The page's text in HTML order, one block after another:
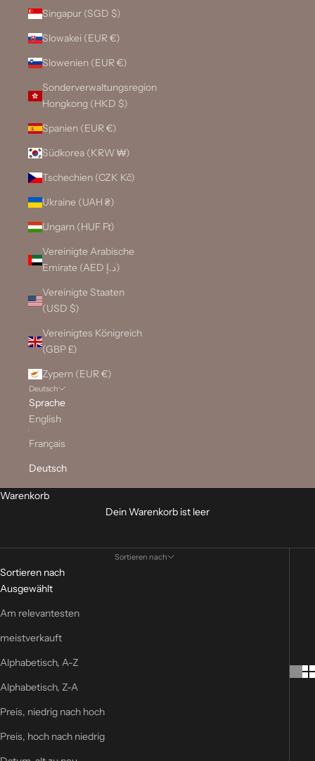
Singapur (SGD $)
Slowakei (EUR €)
Slowenien (EUR €)
Sonderverwaltungsregion
Hongkong (HKD $)
Spanien (EUR €)
Südkorea (KRW ₩)
Tschechien (CZK Kč)
Ukraine (UAH ₴)
Ungarn (HUF Ft)
Vereinigte Arabische
Emirate (AED د.إ)
Vereinigte Staaten
(USD $)
Vereinigtes Königreich
(GBP £)
Zypern (EUR €)
Deutsch
Sprache
English
Français
Deutsch
Warenkorb
Dein Warenkorb ist leer
DieWikinger -
und Farben erhältlich undein Muss für jeden Wikinger-Fan.
anzubringen. Von Odin genehmigte Patches bleiben ein
Sortieren nach
Sortieren nach
Ausgewählt
Am relevantesten
meistverkauft
Alphabetisch, A-Z
Alphabetisch, Z-A
Preis, niedrig nach hoch
Preis, hoch nach niedrig